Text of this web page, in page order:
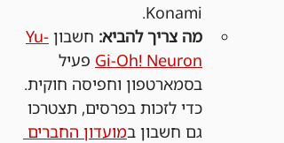
Konami.
מה צריך להביא: חשבון Yu-
Gi-Oh! Neuron פעיל
בסמארטפון וחפיסה חוקית.
כדי לזכות בפרסים, תצטרכו
גם חשבון במועדון החברים